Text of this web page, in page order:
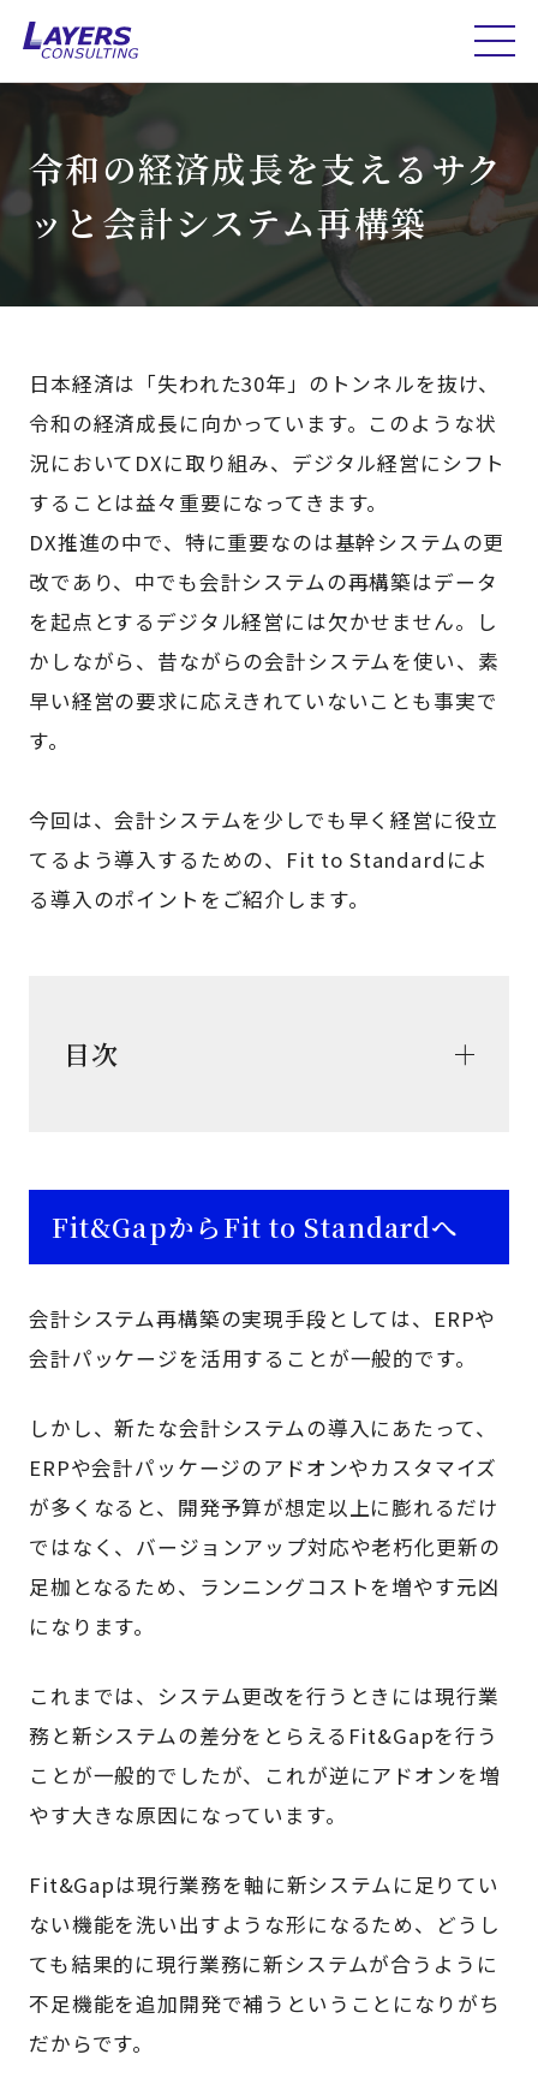
令和の経済成長を支えるサク
ッと会計システム再構築
日本経済は「失われた30年」のトンネルを抜け、
令和の経済成長に向かっています。このような状
況においてDXに取り組み、デジタル経営にシフト
することは益々重要になってきます。
DX推進の中で、特に重要なのは基幹システムの更
改であり、中でも会計システムの再構築はデータ
を起点とするデジタル経営には欠かせません。し
かしながら、昔ながらの会計システムを使い、素
早い経営の要求に応えきれていないことも事実で
す。
今回は、会計システムを少しでも早く経営に役立
てるよう導入するための、Fit to Standardによ
る導入のポイントをご紹介します。
目次
Fit&GapからFit to Standardへ
会計システム再構築の実現手段としては、ERPや
会計パッケージを活用することが一般的です。
しかし、新たな会計システムの導入にあたって、
ERPや会計パッケージのアドオンやカスタマイズ
が多くなると、開発予算が想定以上に膨れるだけ
ではなく、バージョンアップ対応や老朽化更新の
足枷となるため、ランニングコストを増やす元凶
になります。
これまでは、システム更改を行うときには現行業
務と新システムの差分をとらえるFit&Gapを行う
ことが一般的でしたが、これが逆にアドオンを増
やす大きな原因になっています。
Fit&Gapは現行業務を軸に新システムに足りてい
ない機能を洗い出すような形になるため、どうし
ても結果的に現行業務に新システムが合うように
不足機能を追加開発で補うということになりがち
だからです。